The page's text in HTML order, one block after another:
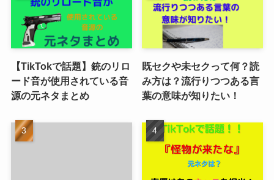
【TikTokで話題】銃のリロ
ード音が使用されている音
源の元ネタまとめ
既セクや未セクって何？読
み方は？流行りつつある言
葉の意味が知りたい！